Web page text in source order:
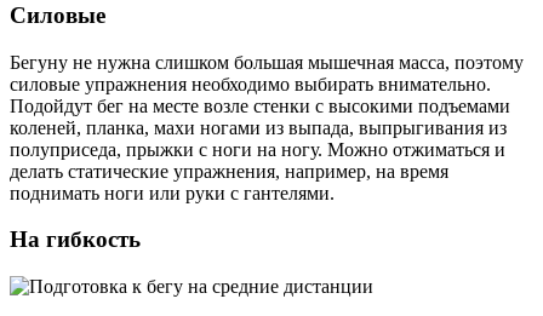
Силовые
Бегуну не нужна слишком большая мышечная масса, поэтому
силовые упражнения необходимо выбирать внимательно.
Подойдут бег на месте возле стенки с высокими подъемами
коленей, планка, махи ногами из выпада, выпрыгивания из
полуприседа, прыжки с ноги на ногу. Можно отжиматься и
делать статические упражнения, например, на время
поднимать ноги или руки с гантелями.
На гибкость